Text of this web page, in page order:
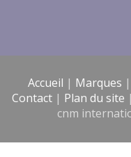
Accueil | Marques |
Contact | Plan du site |
cnm